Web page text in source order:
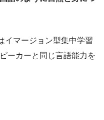
イマージョン型集中学習
ーカーと同じ言語能力を